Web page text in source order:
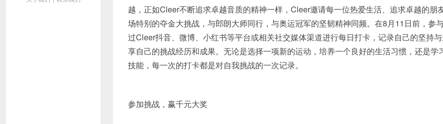
越，正如Cleer不断追求卓越音质的精神一样，Cleer邀请每一位热爱生活、追求卓越的朋
场特别的夺金大挑战，与郎朗大师同行，与奥运冠军的坚韧精神同频。在8月11日前，参
过Cleer抖音、微博、小红书等平台或相关社交媒体渠道进行每日打卡，记录自己的坚持
享自己的挑战经历和成果。无论是选择一项新的运动，培养一个良好的生活习惯，还是学
技能，每一次的打卡都是对自我挑战的一次记录。
参加挑战，赢千元大奖